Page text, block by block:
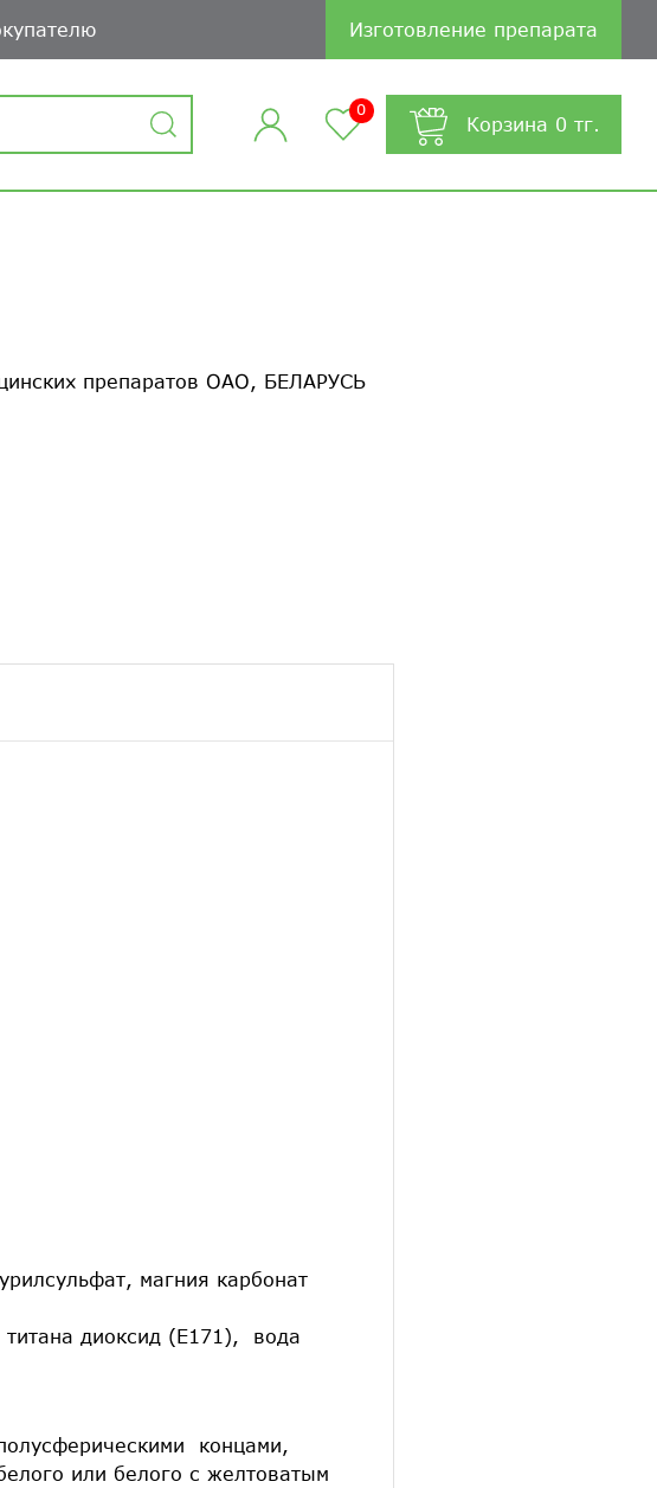
Изготовление препарата
0
Корзина 0 тг.
препаратов ОАО, БЕЛАРУСЬ
магния карбонат
диоксид (Е171), вода
концами,
или белого с желтоватым